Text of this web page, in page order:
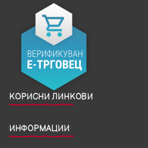
КОРИСНИ ЛИНКОВИ
ИНФОРМАЦИИ